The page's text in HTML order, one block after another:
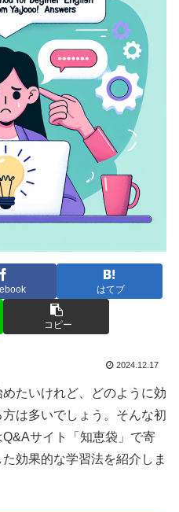
はてブ
コピー
2024.12.17
たいけれど、どのように効
は多いでしょう。そんな初
サイト「知恵袋」で寄
効果的な学習法を紹介しま